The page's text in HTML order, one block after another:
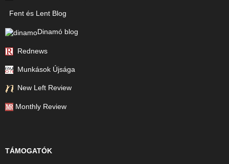
Fent és Lent Blog
Dinamó blog
Rednews
Munkások Újsága
New Left Review
Monthly Review
TÁMOGATÓK